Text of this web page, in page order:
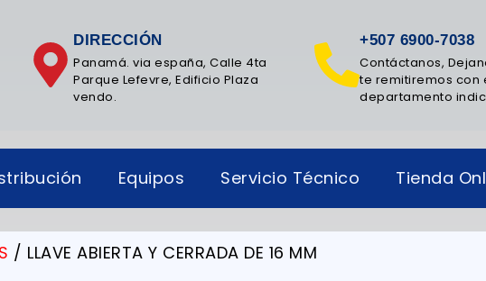
DIRECCIÓN
Panamá. via españa, Calle 4ta
Parque Lefevre, Edificio Plaza
vendo.
+507 6900-7038
Contáctanos,
te remitiremos con
departamento
Equipos Servicio Técnico Tienda
/ LLAVE ABIERTA Y CERRADA DE 16 MM